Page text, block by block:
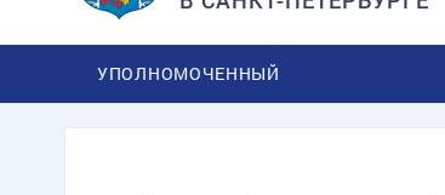
УПОЛНОМОЧЕННЫЙ